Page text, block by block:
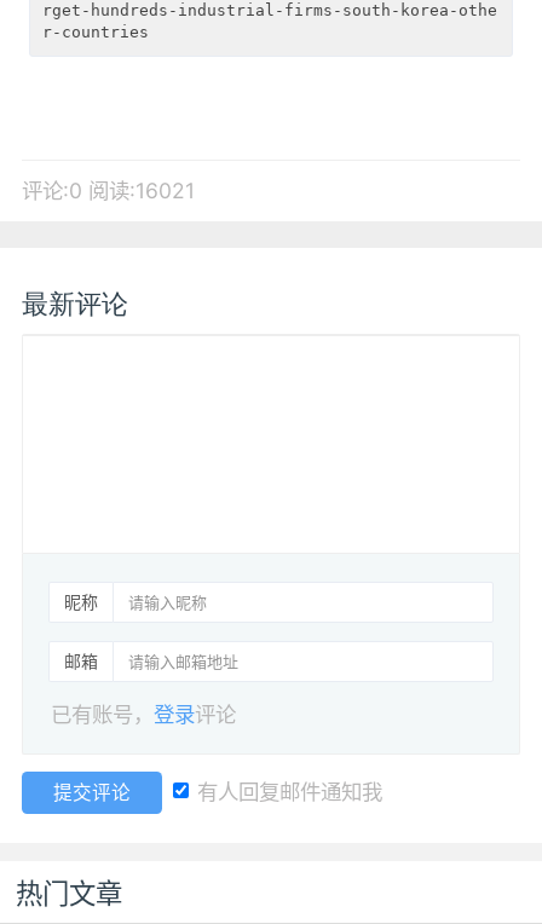
rget-hundreds-industrial-firms-south-korea-othe
评论:0 阅读:16021
最新评论
昵称
邮箱
已有账号，登录评论
提交评论 有人回复邮件通知我
热门文章